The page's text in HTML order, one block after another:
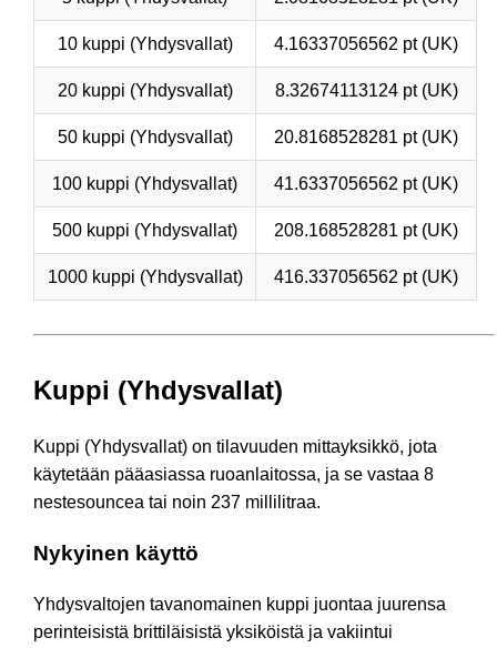
10 kuppi (Yhdysvallat) 4.16337056562 pt (UK)
20 kuppi (Yhdysvallat) 8.32674113124 pt (UK)
50 kuppi (Yhdysvallat) 20.8168528281 pt (UK)
100 kuppi (Yhdysvallat) 41.6337056562 pt (UK)
500 kuppi (Yhdysvallat) 208.168528281 pt (UK)
1000 kuppi (Yhdysvallat) 416.337056562 pt (UK)
Kuppi (Yhdysvallat)
Kuppi (Yhdysvallat) on tilavuuden mittayksikkö, jota
käytetään pääasiassa ruoanlaitossa, ja se vastaa 8
nestesouncea tai noin 237 millilitraa.
Nykyinen käyttö
Yhdysvaltojen tavanomainen kuppi juontaa juurensa
perinteisistä brittiläisistä yksiköistä ja vakiintui